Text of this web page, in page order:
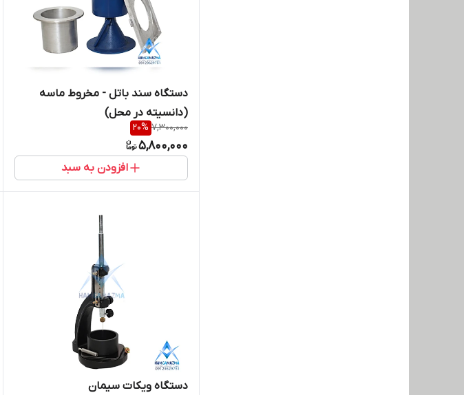
دستگاه سند باتل - مخروط ماسه
(دانسیته در محل)
7,300,000
20%
5,800,000
افزودن به سبد
دستگاه ویکات سیمان